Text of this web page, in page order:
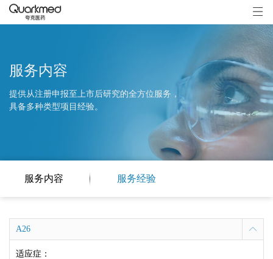
服务内容
提供从注册申报至上市后研究的全方位服务，
具备多种类型项目经验。
服务内容 服务经验
A26
适应症：